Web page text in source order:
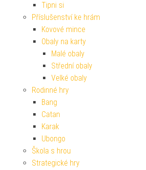
Tipni si
Příslušenství ke hrám
Kovové mince
Obaly na karty
Malé obaly
Střední obaly
Velké obaly
Rodinné hry
Bang
Catan
Karak
Ubongo
Škola s hrou
Strategické hry